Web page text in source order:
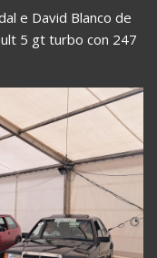
e David Blanco de
5 gt turbo con 247